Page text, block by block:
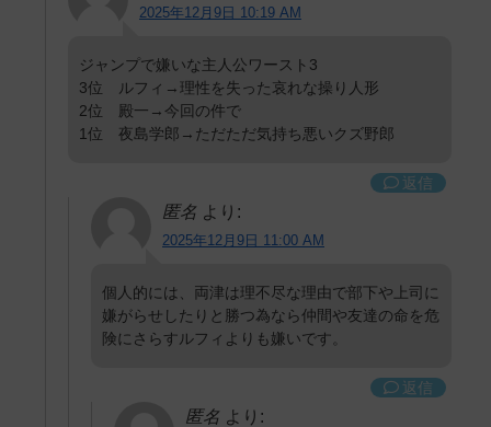
2025年12月9日 10:19 AM
ジャンプで嫌いな主人公ワースト3
3位 ルフィ→理性を失った哀れな操り人形
2位 殿一→今回の件で
1位 夜島学郎→ただただ気持ち悪いクズ野郎
返信
匿名 より:
2025年12月9日 11:00 AM
個人的には、両津は理不尽な理由で部下や上司に
嫌がらせしたりと勝つ為なら仲間や友達の命を危
険にさらすルフィよりも嫌いです。
返信
匿名 より: